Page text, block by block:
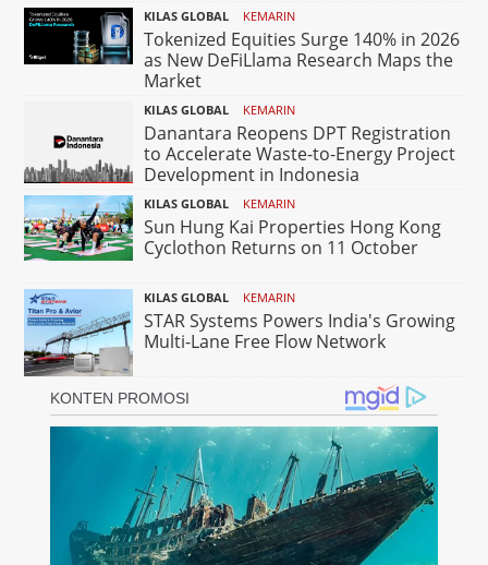
KILAS GLOBAL KEMARIN
Tokenized Equities Surge 140% in 2026
as New DeFiLlama Research Maps the
Market
KILAS GLOBAL KEMARIN
Danantara Reopens DPT Registration
to Accelerate Waste-to-Energy Project
Development in Indonesia
KILAS GLOBAL KEMARIN
Sun Hung Kai Properties Hong Kong
Cyclothon Returns on 11 October
KILAS GLOBAL KEMARIN
STAR Systems Powers India's Growing
Multi-Lane Free Flow Network